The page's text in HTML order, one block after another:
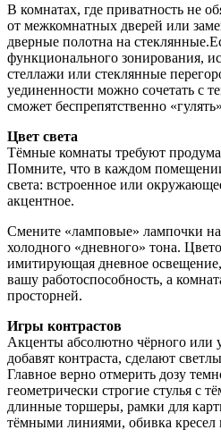
В комнатах, где приватность не
от межкомнатных дверей или
дверные полотна на
функционального зонирования,
стеллажи или стеклянные
уединенности можно сочетать с
сможет беспрепятственно
Цвет света
Тёмные комнаты требуют
Помните, что в каждом
света: встроенное или
акцентное.
Смените «ламповые» лампочки
холодного «дневного» тона.
имитирующая дневное
вашу работоспособность, а
просторней.
Игры контрастов
Акценты абсолютно чёрного или
добавят контраста, сделают
Главное верно отмерить дозу
геометрически строгие стулья с
длинные торшеры, рамки для
тёмными линиями, обивка кресел